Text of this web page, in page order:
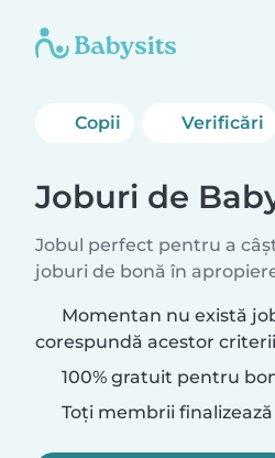
Copii Verificări
Joburi de
Jobul perfect pentru a
joburi de bonă în
Momentan nu există
corespundă acestor
100% gratuit pentru
Toți membrii